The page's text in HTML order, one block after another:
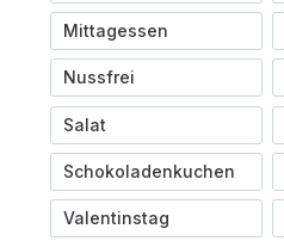
Mittagessen
Nussfrei
Salat
Schokoladenkuchen
Valentinstag